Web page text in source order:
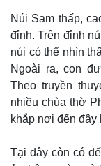
Núi Sam thấp,
đỉnh. Trên đỉnh
núi có thể nhìn
Ngoài ra, con
Theo truyền
nhiều chùa thờ
khắp nơi đến
Tại đây còn có